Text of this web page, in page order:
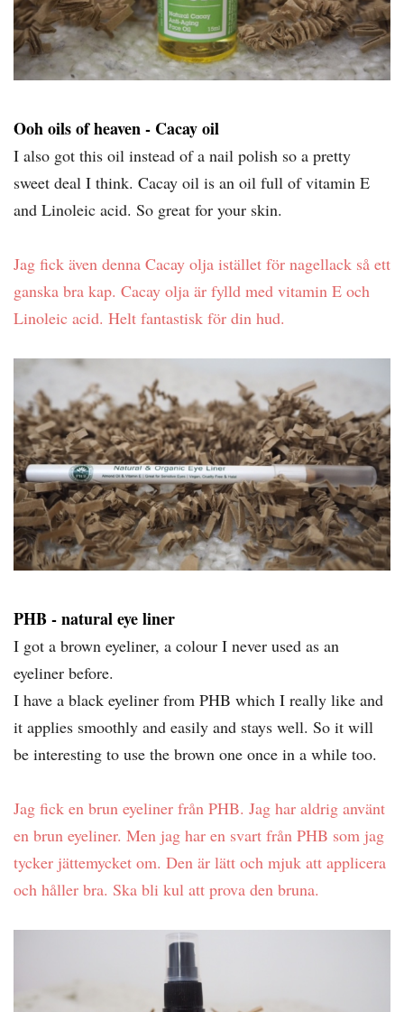
Ooh oils of heaven - Cacay oil
I also got this oil instead of a nail polish so a pretty
sweet deal I think. Cacay oil is an oil full of vitamin E
and Linoleic acid. So great for your skin.
Jag fick även denna Cacay olja istället för nagellack så ett
ganska bra kap. Cacay olja är fylld med vitamin E och
Linoleic acid. Helt fantastisk för din hud.
PHB - natural eye liner
I got a brown eyeliner, a colour I never used as an
eyeliner before.
I have a black eyeliner from PHB which I really like and
it applies smoothly and easily and stays well. So it will
be interesting to use the brown one once in a while too.
Jag fick en brun eyeliner från PHB. Jag har aldrig använt
en brun eyeliner. Men jag har en svart från PHB som jag
tycker jättemycket om. Den är lätt och mjuk att applicera
och håller bra. Ska bli kul att prova den bruna.